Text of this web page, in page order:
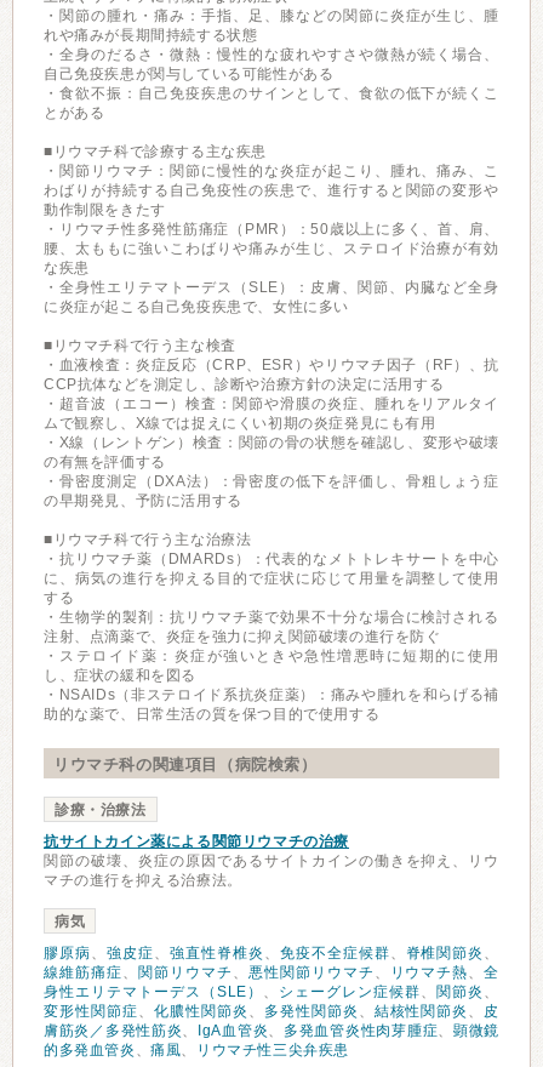
・関節の腫れ・痛み：手指、足、膝などの関節に炎症が生じ、腫
れや痛みが長期間持続する状態
・全身のだるさ・微熱：慢性的な疲れやすさや微熱が続く場合、
自己免疫疾患が関与している可能性がある
・食欲不振：自己免疫疾患のサインとして、食欲の低下が続くこ
とがある
■リウマチ科で診療する主な疾患
・関節リウマチ：関節に慢性的な炎症が起こり、腫れ、痛み、こ
わばりが持続する自己免疫性の疾患で、進行すると関節の変形や
動作制限をきたす
・リウマチ性多発性筋痛症（PMR）：50歳以上に多く、首、肩、
腰、太ももに強いこわばりや痛みが生じ、ステロイド治療が有効
な疾患
・全身性エリテマトーデス（SLE）：皮膚、関節、内臓など全身
に炎症が起こる自己免疫疾患で、女性に多い
■リウマチ科で行う主な検査
・血液検査：炎症反応（CRP、ESR）やリウマチ因子（RF）、抗
CCP抗体などを測定し、診断や治療方針の決定に活用する
・超音波（エコー）検査：関節や滑膜の炎症、腫れをリアルタイ
ムで観察し、X線では捉えにくい初期の炎症発見にも有用
・X線（レントゲン）検査：関節の骨の状態を確認し、変形や破壊
の有無を評価する
・骨密度測定（DXA法）：骨密度の低下を評価し、骨粗しょう症
の早期発見、予防に活用する
■リウマチ科で行う主な治療法
・抗リウマチ薬（DMARDs）：代表的なメトトレキサートを中心
に、病気の進行を抑える目的で症状に応じて用量を調整して使用
する
・生物学的製剤：抗リウマチ薬で効果不十分な場合に検討される
注射、点滴薬で、炎症を強力に抑え関節破壊の進行を防ぐ
・ステロイド薬：炎症が強いときや急性増悪時に短期的に使用
し、症状の緩和を図る
・NSAIDs（非ステロイド系抗炎症薬）：痛みや腫れを和らげる補
助的な薬で、日常生活の質を保つ目的で使用する
リウマチ科の関連項目（病院検索）
診療・治療法
抗サイトカイン薬による関節リウマチの治療
関節の破壊、炎症の原因であるサイトカインの働きを抑え、リウ
マチの進行を抑える治療法。
病気
膠原病、 強皮症、 強直性脊椎炎 、 免疫不全症候群、 脊椎関節炎 、
線維筋痛症、 関節リウマチ 、 悪性関節リウマチ 、 リウマチ熱、全
身性エリテマトーデス（SLE） 、 シェーグレン症候群、 関節炎 、
変形性関節症、 化膿性関節炎 、 多発性関節炎 、 結核性関節炎 、 皮
膚筋炎／多発性筋炎、 IgA血管炎、 多発血管炎性肉芽腫症、 顕微鏡
的多発血管炎 、痛風、 リウマチ性三尖弁疾患